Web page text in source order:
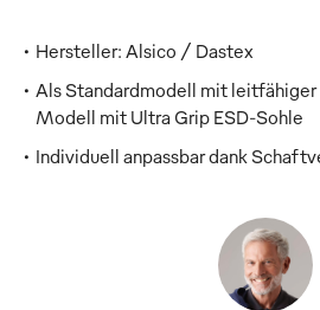
Hersteller: Alsico / Dastex
Als Standardmodell mit leitfähiger
Modell mit Ultra Grip ESD-Sohle
Individuell anpassbar dank